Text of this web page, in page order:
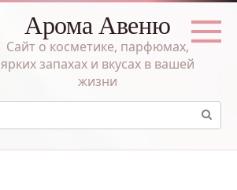
Арома Авеню
Сайт о косметике, парфюмах,
ярких запахах и вкусах в вашей
жизни